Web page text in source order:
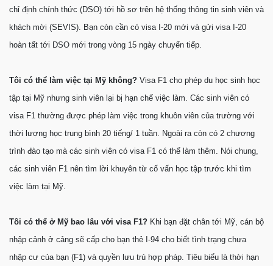
chỉ định chính thức (DSO) tới hồ sơ trên hệ thống thông tin sinh viên và
khách mời (SEVIS). Bạn còn cần có visa I-20 mới và gửi visa I-20
hoàn tất tới DSO mới trong vòng 15 ngày chuyển tiếp.
Tôi có thể làm việc tại Mỹ không? Visa F1 cho phép du học sinh học
tập tại Mỹ nhưng sinh viên lại bị hạn chế việc làm. Các sinh viên có
visa F1 thường được phép làm việc trong khuôn viên của trường với
thời lượng học trung bình 20 tiếng/ 1 tuần. Ngoài ra còn có 2 chương
trình đào tạo mà các sinh viên có visa F1 có thể làm thêm. Nói chung,
các sinh viên F1 nên tìm lời khuyên từ cố vấn học tập trước khi tìm
việc làm tại Mỹ.
Tôi có thể ở Mỹ bao lâu với visa F1? Khi bạn đặt chân tới Mỹ, cán bộ
nhập cảnh ở cảng sẽ cấp cho bạn thẻ I-94 cho biết tình trạng chưa
nhập cư của bạn (F1) và quyền lưu trú hợp pháp. Tiêu biểu là thời hạn